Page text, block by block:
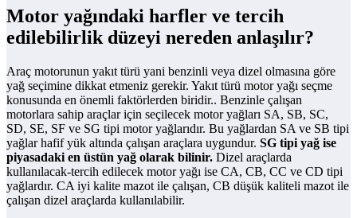
Motor yağındaki harfler ve tercih
edilebilirlik düzeyi nereden anlaşılır?
Araç motorunun yakıt türü yani benzinli veya dizel olmasına göre
yağ seçimine dikkat etmeniz gerekir. Yakıt türü motor yağı seçme
konusunda en önemli faktörlerden biridir.. Benzinle çalışan
motorlara sahip araçlar için seçilecek motor yağları SA, SB, SC,
SD, SE, SF ve SG tipi motor yağlarıdır. Bu yağlardan SA ve SB tipi
yağlar hafif yük altında çalışan araçlara uygundur. SG tipi yağ ise
piyasadaki en üstün yağ olarak bilinir. Dizel araçlarda
kullanılacak-tercih edilecek motor yağı ise CA, CB, CC ve CD tipi
yağlardır. CA iyi kalite mazot ile çalışan, CB düşük kaliteli mazot ile
çalışan dizel araçlarda kullanılabilir.